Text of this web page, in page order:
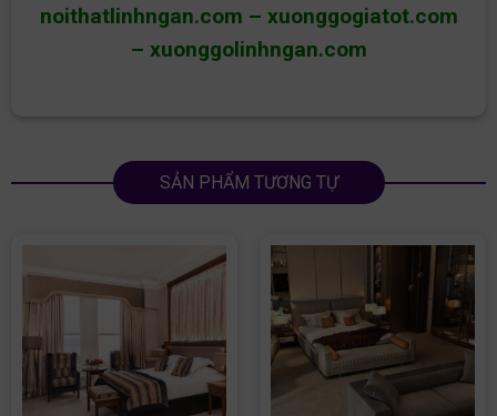
noithatlinhngan.com – xuonggogiatot.com
– xuonggolinhngan.com
SẢN PHẨM TƯƠNG TỰ